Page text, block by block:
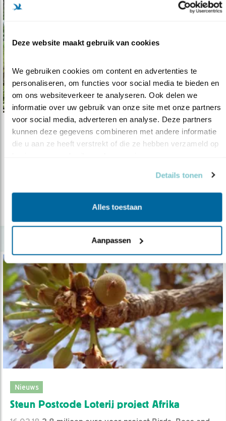
Deze website maakt gebruik van cookies
We gebruiken cookies om content en advertenties te
personaliseren, om functies voor social media te bieden en
om ons websiteverkeer te analyseren. Ook delen we
informatie over uw gebruik van onze site met onze partners
voor social media, adverteren en analyse. Deze partners
kunnen deze gegevens combineren met andere informatie
die u aan ze heeft verstrekt of die ze hebben verzameld op
Details tonen
Alles toestaan
Aanpassen
Nieuws
Savannezeep helpt vrouwen én vogels
Nieuws
Steun Postcode Loterij project Afrika